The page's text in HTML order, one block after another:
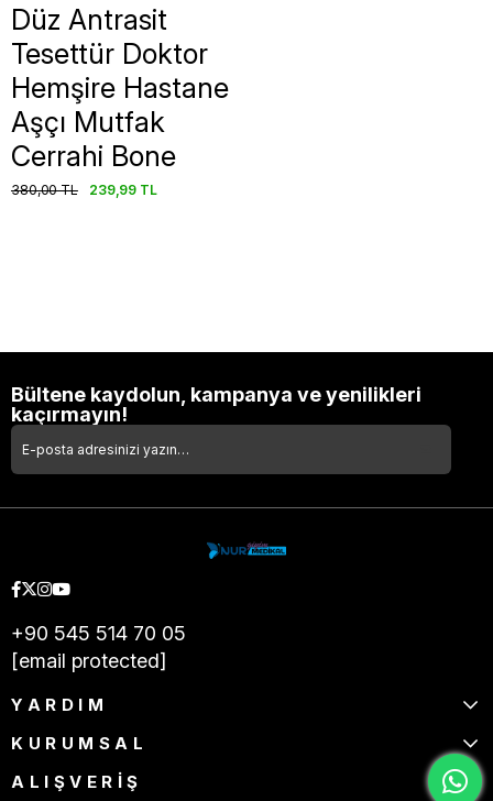
Düz Antrasit
Tesettür Doktor
Hemşire Hastane
Aşçı Mutfak
Cerrahi Bone
239,99 TL
380,00 TL
Bültene kaydolun, kampanya ve yenilikleri
kaçırmayın!
+90 545 514 70 05
[email protected]
YARDIM
KURUMSAL
ALIŞVERİŞ